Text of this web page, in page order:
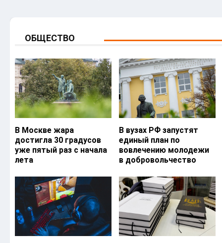
ОБЩЕСТВО
В Москве жара
достигла 30 градусов
уже пятый раз с начала
лета
В вузах РФ запустят
единый план по
вовлечению молодежи
в добровольчество